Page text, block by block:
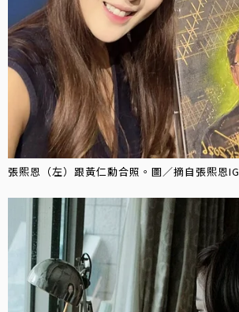
張熙恩（左）跟黃仁勳合照。圖／摘自張熙恩IG